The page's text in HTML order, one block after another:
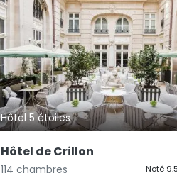
Hôtel 5 étoiles
Hôtel de Crillon
114 chambres
Noté 9.5